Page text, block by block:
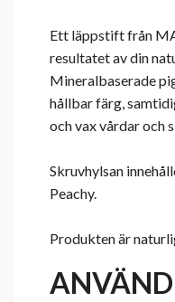
Ett läppstift från
resultatet av din
Mineralbaserade
hållbar färg,
och vax vårdar och
Skruvhylsan
Peachy.
Produkten är